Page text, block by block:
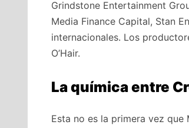
Grindstone Entertainment
Media Finance Capital, Stan
internacionales. Los
O’Hair.
La química entre
Esta no es la primera vez